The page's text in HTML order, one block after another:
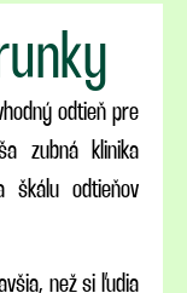
odtieň pre
zubná klinika
škálu odtieňov
než si ľudia